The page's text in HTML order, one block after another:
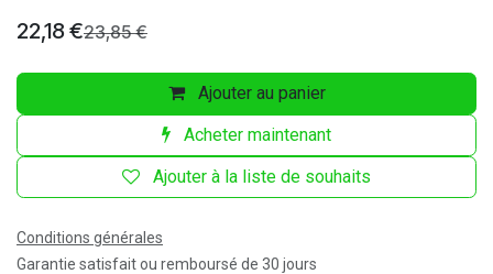
22,18€23,85€
Ajouter au panier
Acheter maintenant
Ajouter à la liste de souhaits
Conditions générales
Garantie satisfait ou remboursé de 30 jours